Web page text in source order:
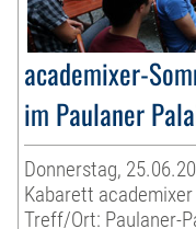
academixer-
im Paulaner
Donnerstag,
Kabarett academixer
Treff/Ort: Paulaner-